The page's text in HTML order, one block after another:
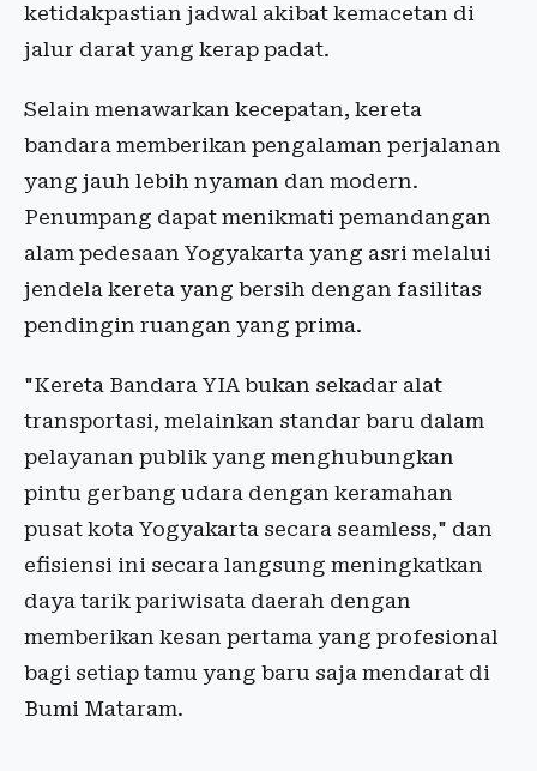
ketidakpastian jadwal akibat kemacetan di
jalur darat yang kerap padat.
Selain menawarkan kecepatan, kereta
bandara memberikan pengalaman perjalanan
yang jauh lebih nyaman dan modern.
Penumpang dapat menikmati pemandangan
alam pedesaan Yogyakarta yang asri melalui
jendela kereta yang bersih dengan fasilitas
pendingin ruangan yang prima.
"Kereta Bandara YIA bukan sekadar alat
transportasi, melainkan standar baru dalam
pelayanan publik yang menghubungkan
pintu gerbang udara dengan keramahan
pusat kota Yogyakarta secara seamless," dan
efisiensi ini secara langsung meningkatkan
daya tarik pariwisata daerah dengan
memberikan kesan pertama yang profesional
bagi setiap tamu yang baru saja mendarat di
Bumi Mataram.